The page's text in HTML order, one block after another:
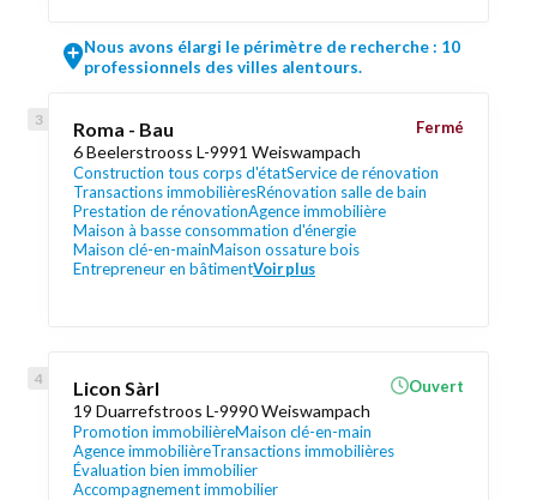
Nous avons élargi le périmètre de recherche : 10
professionnels des villes alentours.
Roma - Bau
6 Beelerstrooss L-9991 Weiswampach
Construction tous corps d'étatService de rénovation
Transactions immobilièresRénovation salle de bain
Prestation de rénovationAgence immobilière
Maison à basse consommation d'énergie
Maison clé-en-mainMaison ossature bois
Entrepreneur en bâtimentVoir plus
Fermé
Licon Sàrl
19 Duarrefstroos L-9990 Weiswampach
Promotion immobilièreMaison clé-en-main
Agence immobilièreTransactions immobilières
Évaluation bien immobilier
Accompagnement immobilier
Ouvert